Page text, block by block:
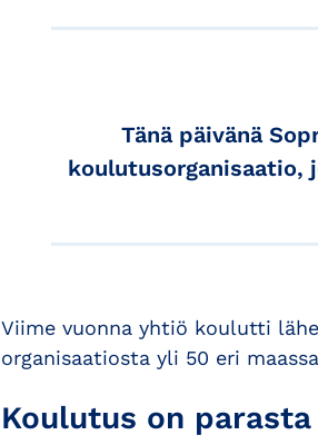
Tänä päivänä
koulutusorganisaatio,
Viime vuonna yhtiö koulutti
organisaatiosta yli 50 eri
Koulutus on